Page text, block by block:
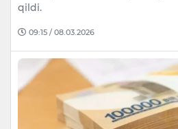
qildi.
09:15 / 08.03.2026